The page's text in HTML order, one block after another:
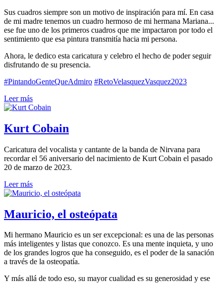
Sus cuadros siempre son un motivo de inspiración para mí. En casa
de mi madre tenemos un cuadro hermoso de mi hermana Mariana...
ese fue uno de los primeros cuadros que me impactaron por todo el
sentimiento que esa pintura transmitía hacia mi persona.
Ahora, le dedico esta caricatura y celebro el hecho de poder seguir
disfrutando de su presencia.
#PintandoGenteQueAdmiro #RetoVelasquezVasquez2023
Leer más
Kurt Cobain
Caricatura del vocalista y cantante de la banda de Nirvana para
recordar el 56 aniversario del nacimiento de Kurt Cobain el pasado
20 de marzo de 2023.
Leer más
Mauricio, el osteópata
Mi hermano Mauricio es un ser excepcional: es una de las personas
más inteligentes y listas que conozco. Es una mente inquieta, y uno
de los grandes logros que ha conseguido, es el poder de la sanación
a través de la osteopatía.
Y más allá de todo eso, su mayor cualidad es su generosidad y ese